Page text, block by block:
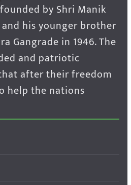
by Shri Manik
his younger brother
Gangrade in 1946. The
and patriotic
after their freedom
help the nations